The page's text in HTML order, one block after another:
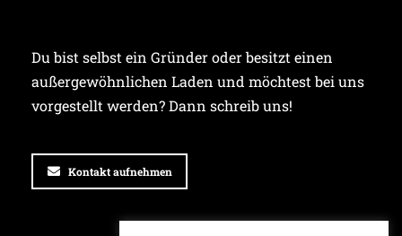
Du bist selbst ein Gründer oder besitzt einen
außergewöhnlichen Laden und möchtest bei uns
vorgestellt werden? Dann schreib uns!
Kontakt aufnehmen